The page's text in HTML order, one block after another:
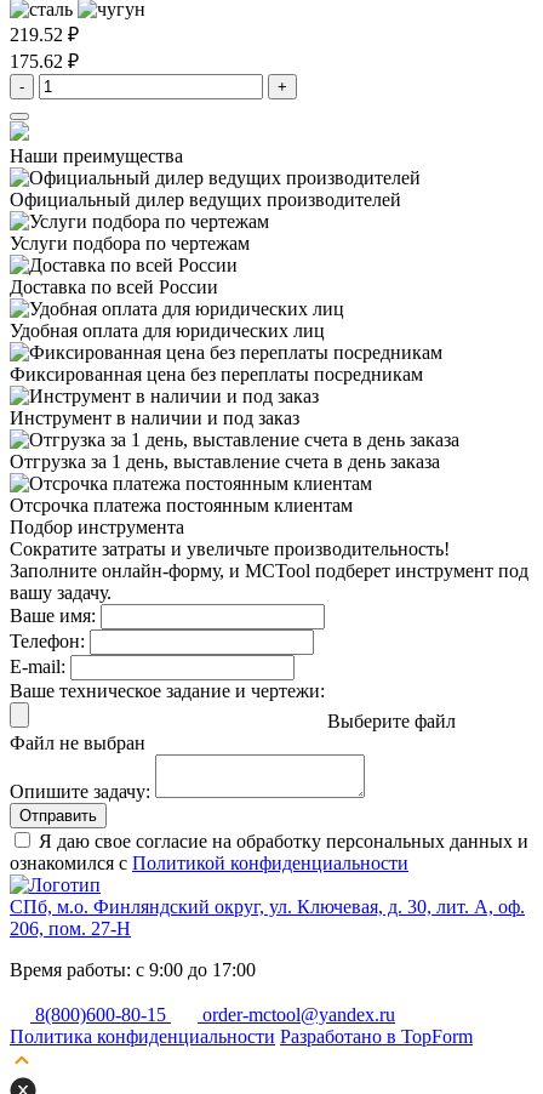
219.52 ₽
175.62 ₽
- +
Наши преимущества
Официальный дилер ведущих производителей
Услуги подбора по чертежам
Доставка по всей России
Удобная оплата для юридических лиц
Фиксированная цена без переплаты посредникам
Инструмент в наличии и под заказ
Отгрузка за 1 день, выставление счета в день заказа
Отсрочка платежа постоянным клиентам
Подбор инструмента
Сократите затраты и увеличьте производительность!
Заполните онлайн-форму, и MCTool подберет инструмент под
вашу задачу.
Ваше имя:
Телефон:
E-mail:
Ваше техническое задание и чертежи:
Выберите файл
Файл не выбран
Опишите задачу:
Отправить
Я даю свое согласие на обработку персональных данных и
ознакомился с Политикой конфиденциальности
СПб, м.о. Финляндский округ, ул. Ключевая, д. 30, лит. А, оф.
206, пом. 27-Н
Время работы: с 9:00 до 17:00
8(800)600-80-15
order-mctool@yandex.ru
Политика конфиденциальности Разработано в TopForm